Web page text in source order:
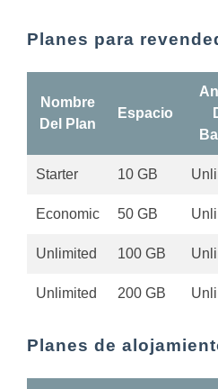
Planes para
Nombre
Del Plan
Espacio
Starter 10 GB
Economic 50 GB
Unlimited 100 GB
Unlimited 200 GB
Planes de